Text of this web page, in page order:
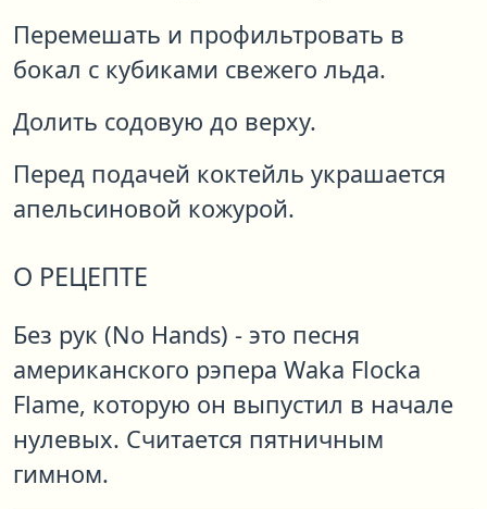
Перемешать и профильтровать в
бокал с кубиками свежего льда.
Долить содовую до верху.
Перед подачей коктейль украшается
апельсиновой кожурой.
О РЕЦЕПТЕ
Без рук (No Hands) - это песня
американского рэпера Waka Flocka
Flame, которую он выпустил в начале
нулевых. Считается пятничным
гимном.